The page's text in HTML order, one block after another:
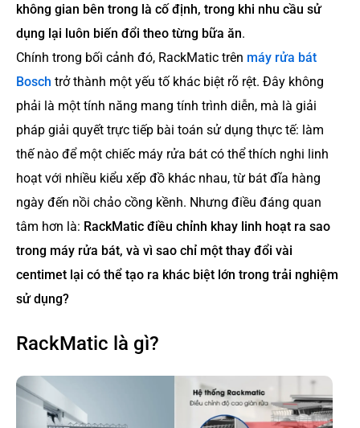
không gian bên trong là cố định, trong khi nhu cầu sử
dụng lại luôn biến đổi theo từng bữa ăn.
Chính trong bối cảnh đó, RackMatic trên máy rửa bát
Bosch trở thành một yếu tố khác biệt rõ rệt. Đây không
phải là một tính năng mang tính trình diễn, mà là giải
pháp giải quyết trực tiếp bài toán sử dụng thực tế: làm
thế nào để một chiếc máy rửa bát có thể thích nghi linh
hoạt với nhiều kiểu xếp đồ khác nhau, từ bát đĩa hàng
ngày đến nồi chảo cồng kềnh. Nhưng điều đáng quan
tâm hơn là: RackMatic điều chỉnh khay linh hoạt ra sao
trong máy rửa bát, và vì sao chỉ một thay đổi vài
centimet lại có thể tạo ra khác biệt lớn trong trải nghiệm
sử dụng?
RackMatic là gì?